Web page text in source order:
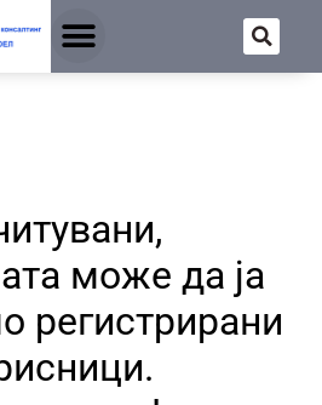
може да ја
регистрирани